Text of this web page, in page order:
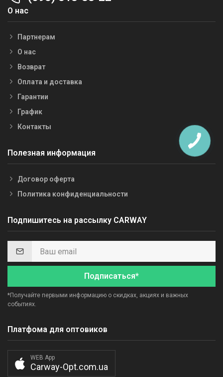
О нас
Партнерам
О нас
Возврат
Оплата и доставка
Гарантии
График
Контакты
Полезная информация
Договор оферта
Политика конфиденциальности
Подпишитесь на рассылку CARWAY
Подписаться*
*Получайте первыми информацию о скидках, акциях и важных
событиях.
Платфома для оптовиков
WEB App
Carway-Opt.com.ua